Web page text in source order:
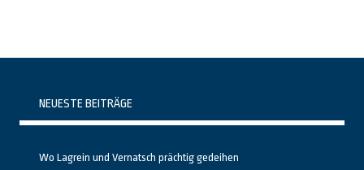
NEUESTE BEITRÄGE
Wo Lagrein und Vernatsch prächtig gedeihen